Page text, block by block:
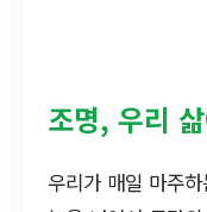
조명, 우리
우리가 매일 마주